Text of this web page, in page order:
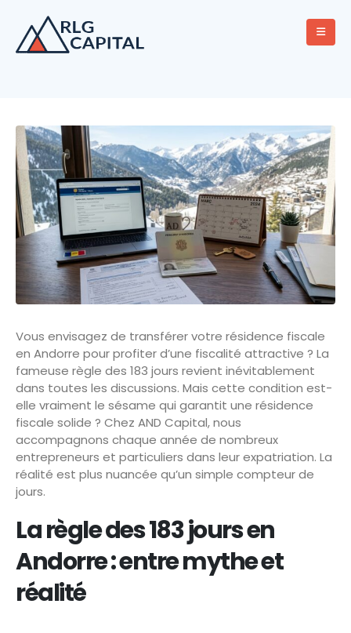
Vous envisagez de transférer votre résidence fiscale
en Andorre pour profiter d’une fiscalité attractive ? La
fameuse règle des 183 jours revient inévitablement
dans toutes les discussions. Mais cette condition est-
elle vraiment le sésame qui garantit une résidence
fiscale solide ? Chez AND Capital, nous
accompagnons chaque année de nombreux
entrepreneurs et particuliers dans leur expatriation. La
réalité est plus nuancée qu’un simple compteur de
jours.
La règle des 183 jours en
Andorre : entre mythe et
réalité